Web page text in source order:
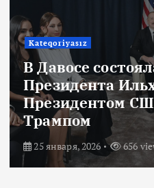
Kateqoriyasız
В Давосе
Президента
Президентом
Трампом
25 января, 2026 656